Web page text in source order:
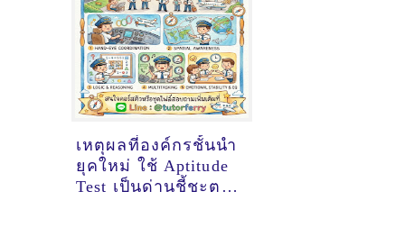
เหตุผลที่องค์กรชั้นนำ
ยุคใหม่ ใช้ Aptitude
Test เป็นด่านชี้ชะตา